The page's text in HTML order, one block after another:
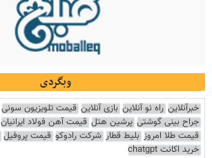
وبگردی
خبرآنلاین راه نو آنلاین بازی آنلاین قیمت تلویزیون سونی
جراح بینی گوشتی پرشین هتل قیمت آهن فولاد ایرانیان
قیمت طلا امروز بلیط قطار شرکت رادوکو قیمت پروفیل
خرید اکانت chatgpt